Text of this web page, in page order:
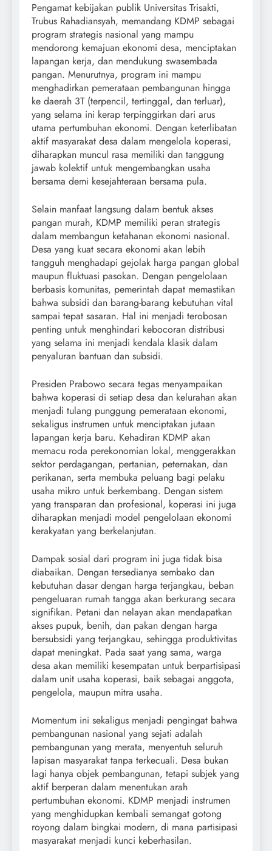
Pengamat kebijakan publik Universitas Trisakti,
Trubus Rahadiansyah, memandang KDMP sebagai
program strategis nasional yang mampu
mendorong kemajuan ekonomi desa, menciptakan
lapangan kerja, dan mendukung swasembada
pangan. Menurutnya, program ini mampu
menghadirkan pemerataan pembangunan hingga
ke daerah 3T (terpencil, tertinggal, dan terluar),
yang selama ini kerap terpinggirkan dari arus
utama pertumbuhan ekonomi. Dengan keterlibatan
aktif masyarakat desa dalam mengelola koperasi,
diharapkan muncul rasa memiliki dan tanggung
jawab kolektif untuk mengembangkan usaha
bersama demi kesejahteraan bersama pula.
Selain manfaat langsung dalam bentuk akses
pangan murah, KDMP memiliki peran strategis
dalam membangun ketahanan ekonomi nasional.
Desa yang kuat secara ekonomi akan lebih
tangguh menghadapi gejolak harga pangan global
maupun fluktuasi pasokan. Dengan pengelolaan
berbasis komunitas, pemerintah dapat memastikan
bahwa subsidi dan barang-barang kebutuhan vital
sampai tepat sasaran. Hal ini menjadi terobosan
penting untuk menghindari kebocoran distribusi
yang selama ini menjadi kendala klasik dalam
penyaluran bantuan dan subsidi.
Presiden Prabowo secara tegas menyampaikan
bahwa koperasi di setiap desa dan kelurahan akan
menjadi tulang punggung pemerataan ekonomi,
sekaligus instrumen untuk menciptakan jutaan
lapangan kerja baru. Kehadiran KDMP akan
memacu roda perekonomian lokal, menggerakkan
sektor perdagangan, pertanian, peternakan, dan
perikanan, serta membuka peluang bagi pelaku
usaha mikro untuk berkembang. Dengan sistem
yang transparan dan profesional, koperasi ini juga
diharapkan menjadi model pengelolaan ekonomi
kerakyatan yang berkelanjutan.
Dampak sosial dari program ini juga tidak bisa
diabaikan. Dengan tersedianya sembako dan
kebutuhan dasar dengan harga terjangkau, beban
pengeluaran rumah tangga akan berkurang secara
signifikan. Petani dan nelayan akan mendapatkan
akses pupuk, benih, dan pakan dengan harga
bersubsidi yang terjangkau, sehingga produktivitas
dapat meningkat. Pada saat yang sama, warga
desa akan memiliki kesempatan untuk berpartisipasi
dalam unit usaha koperasi, baik sebagai anggota,
pengelola, maupun mitra usaha.
Momentum ini sekaligus menjadi pengingat bahwa
pembangunan nasional yang sejati adalah
pembangunan yang merata, menyentuh seluruh
lapisan masyarakat tanpa terkecuali. Desa bukan
lagi hanya objek pembangunan, tetapi subjek yang
aktif berperan dalam menentukan arah
pertumbuhan ekonomi. KDMP menjadi instrumen
yang menghidupkan kembali semangat gotong
royong dalam bingkai modern, di mana partisipasi
masyarakat menjadi kunci keberhasilan.